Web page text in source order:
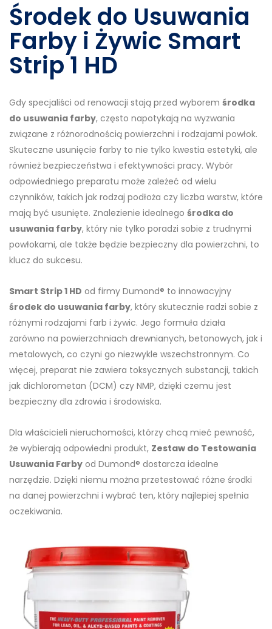
Środek do Usuwania
Farby i Żywic Smart
Strip 1 HD
Gdy specjaliści od renowacji stają przed wyborem środka
do usuwania farby, często napotykają na wyzwania
związane z różnorodnością powierzchni i rodzajami powłok.
Skuteczne usunięcie farby to nie tylko kwestia estetyki, ale
również bezpieczeństwa i efektywności pracy. Wybór
odpowiedniego preparatu może zależeć od wielu
czynników, takich jak rodzaj podłoża czy liczba warstw, które
mają być usunięte. Znalezienie idealnego środka do
usuwania farby, który nie tylko poradzi sobie z trudnymi
powłokami, ale także będzie bezpieczny dla powierzchni, to
klucz do sukcesu.
Smart Strip 1 HD od firmy Dumond® to innowacyjny
środek do usuwania farby, który skutecznie radzi sobie z
różnymi rodzajami farb i żywic. Jego formuła działa
zarówno na powierzchniach drewnianych, betonowych, jak i
metalowych, co czyni go niezwykle wszechstronnym. Co
więcej, preparat nie zawiera toksycznych substancji, takich
jak dichlorometan (DCM) czy NMP, dzięki czemu jest
bezpieczny dla zdrowia i środowiska.
Dla właścicieli nieruchomości, którzy chcą mieć pewność,
że wybierają odpowiedni produkt, Zestaw do Testowania
Usuwania Farby od Dumond® dostarcza idealne
narzędzie. Dzięki niemu można przetestować różne środki
na danej powierzchni i wybrać ten, który najlepiej spełnia
oczekiwania.